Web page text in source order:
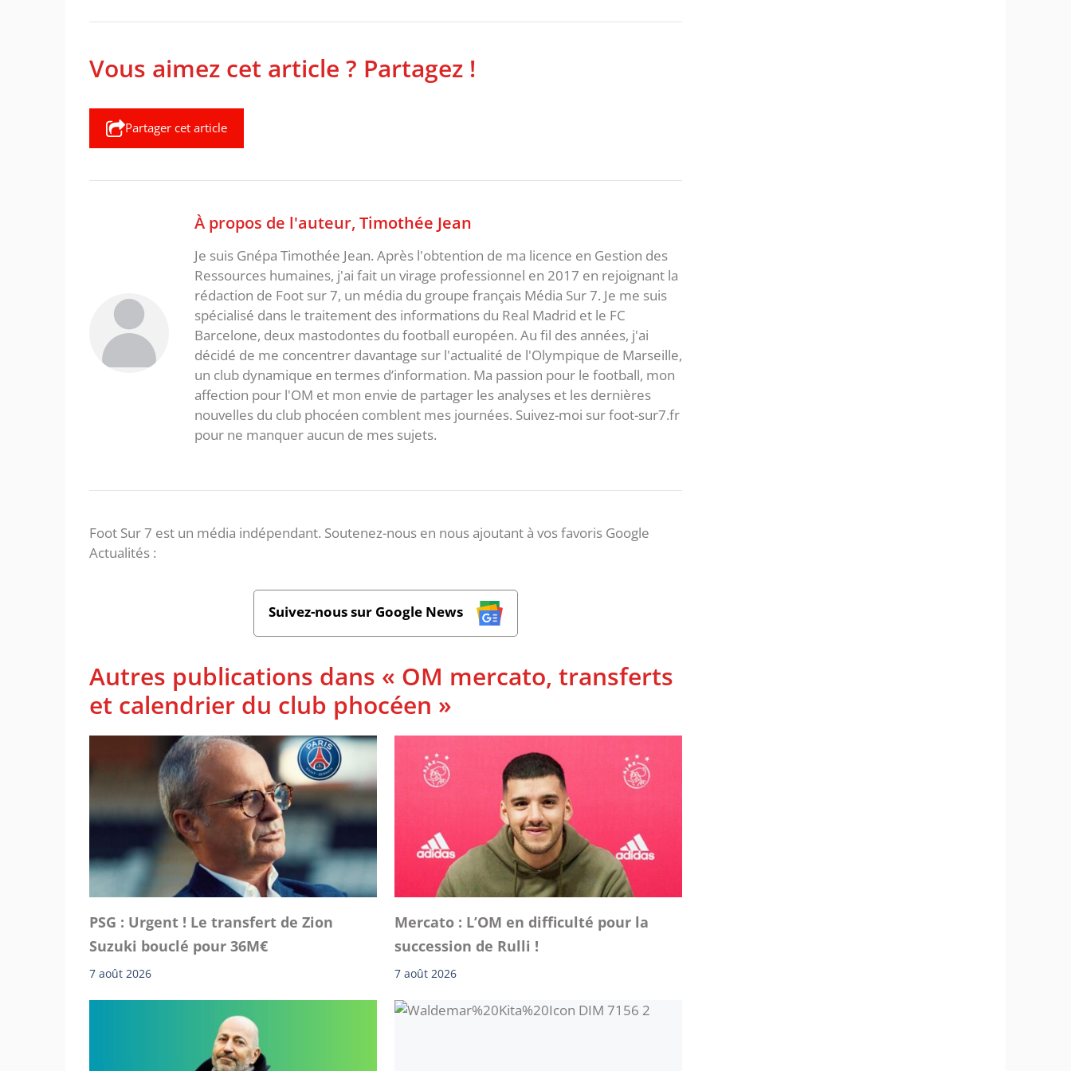
Vous aimez cet article ? Partagez !
Partager cet article
À propos de l'auteur, Timothée Jean
Je suis Gnépa Timothée Jean. Après l'obtention de ma licence en Gestion des
Ressources humaines, j'ai fait un virage professionnel en 2017 en rejoignant la
rédaction de Foot sur 7, un média du groupe français Média Sur 7. Je me suis
spécialisé dans le traitement des informations du Real Madrid et le FC
Barcelone, deux mastodontes du football européen. Au fil des années, j'ai
décidé de me concentrer davantage sur l'actualité de l'Olympique de Marseille,
un club dynamique en termes d’information. Ma passion pour le football, mon
affection pour l'OM et mon envie de partager les analyses et les dernières
nouvelles du club phocéen comblent mes journées. Suivez-moi sur foot-sur7.fr
pour ne manquer aucun de mes sujets.
Foot Sur 7 est un média indépendant. Soutenez-nous en nous ajoutant à vos favoris Google
Actualités :
Suivez-nous sur Google News
Autres publications dans « OM mercato, transferts
et calendrier du club phocéen »
PSG : Urgent ! Le transfert de Zion
Suzuki bouclé pour 36M€
7 août 2026
Mercato : L’OM en difficulté pour la
succession de Rulli !
7 août 2026